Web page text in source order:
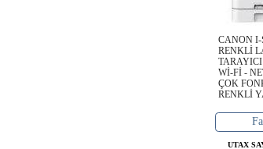
CANON I-
RENKLİ
Wİ-Fİ -
ÇOK
RENKLİ
UTAX